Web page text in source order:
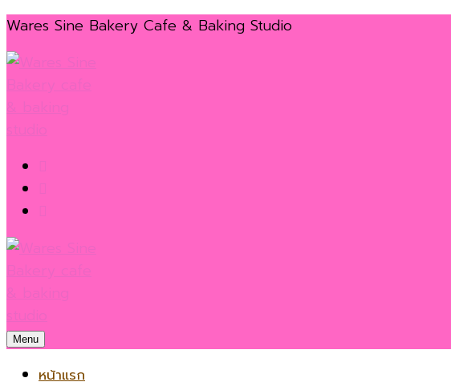
Skip
to
content
Menu
Close
Wares Sine Bakery Cafe & Baking Studio
Menu
หน้าแรก